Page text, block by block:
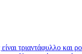
τριαντάφυλλο και